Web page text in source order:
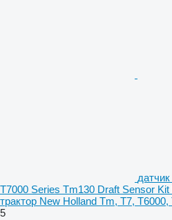
T7000 Series Tm130 Draft Sensor
трактор New Holland Tm, T7,
5